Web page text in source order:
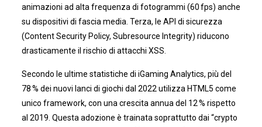
animazioni ad alta frequenza di fotogrammi (60 fps) anche
su dispositivi di fascia media. Terza, le API di sicurezza
(Content Security Policy, Subresource Integrity) riducono
drasticamente il rischio di attacchi XSS.
Secondo le ultime statistiche di iGaming Analytics, più del
78 % dei nuovi lanci di giochi dal 2022 utilizza HTML5 come
unico framework, con una crescita annua del 12 % rispetto
al 2019. Questa adozione è trainata soprattutto dai “crypto